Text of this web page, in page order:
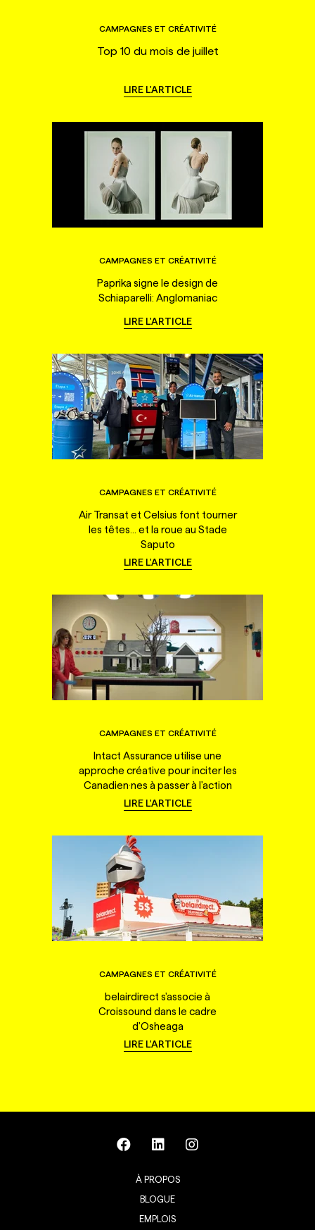
CAMPAGNES ET CRÉATIVITÉ
Top 10 du mois de juillet
LIRE L'ARTICLE
CAMPAGNES ET CRÉATIVITÉ
Paprika signe le design de
Schiaparelli: Anglomaniac
LIRE L'ARTICLE
CAMPAGNES ET CRÉATIVITÉ
Air Transat et Celsius font tourner
les têtes... et la roue au Stade
Saputo
LIRE L'ARTICLE
CAMPAGNES ET CRÉATIVITÉ
Intact Assurance utilise une
approche créative pour inciter les
Canadien·nes à passer à l'action
LIRE L'ARTICLE
CAMPAGNES ET CRÉATIVITÉ
belairdirect s'associe à
Croissound dans le cadre
d'Osheaga
LIRE L'ARTICLE
À PROPOS
BLOGUE
EMPLOIS